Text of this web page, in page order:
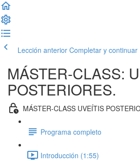
Lección anterior Completar y continuar
MÁSTER-CLASS:
POSTERIORES.
MÁSTER-CLASS UVEÍTIS
Programa completo
Introducción (1:55)